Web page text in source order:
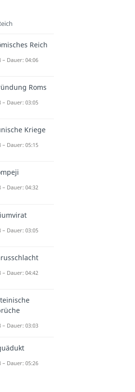
Reich
– Dauer: 04:06
Roms
– Dauer: 03:05
Kriege
– Dauer: 05:15
– Dauer: 04:32
– Dauer: 03:05
– Dauer: 04:42
– Dauer: 03:03
– Dauer: 05:26